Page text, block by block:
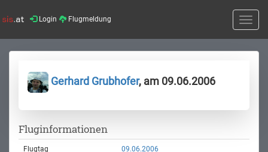
Login Flugmeldung
Toggle
Gerhard Grubhofer, am 09.06.2006
Fluginformationen
Flugtag 09.06.2006